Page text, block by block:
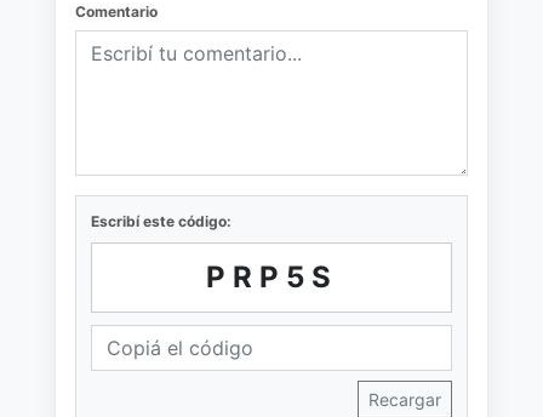
Comentario
Escribí este código:
PRP5S
Recargar